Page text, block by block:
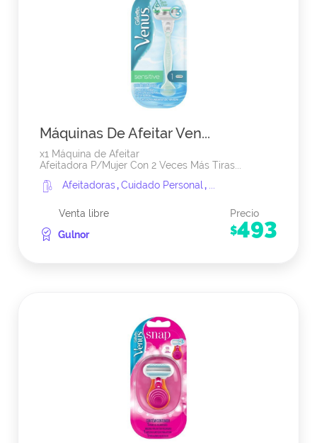
Máquinas De Afeitar Ven...
x1 Máquina de Afeitar
Afeitadora P/Mujer Con 2 Veces Más Tiras...
Afeitadoras,Cuidado Personal,
Venta libre
Gulnor
Precio
$493